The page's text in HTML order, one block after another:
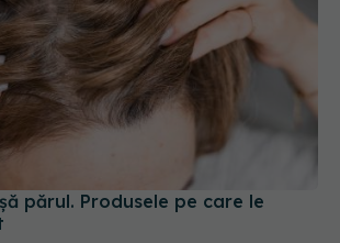
părul. Produsele pe care le